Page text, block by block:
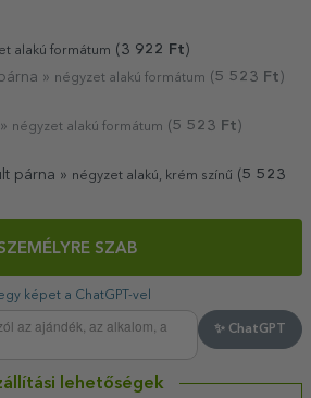
alakú formátum ( 3 922 Ft )
» négyzet alakú formátum (5 523 Ft )
négyzet alakú formátum (5 523 Ft )
párna » négyzet alakú, krém színű (5 523
SZAB
képet a ChatGPT-vel
✨ ChatGPT
lehetőségek